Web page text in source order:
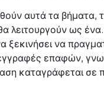
αυτά τα βήματα,
λειτουργούν ως
ξεκινήσει να
επαφών,
καταγράφεται σε